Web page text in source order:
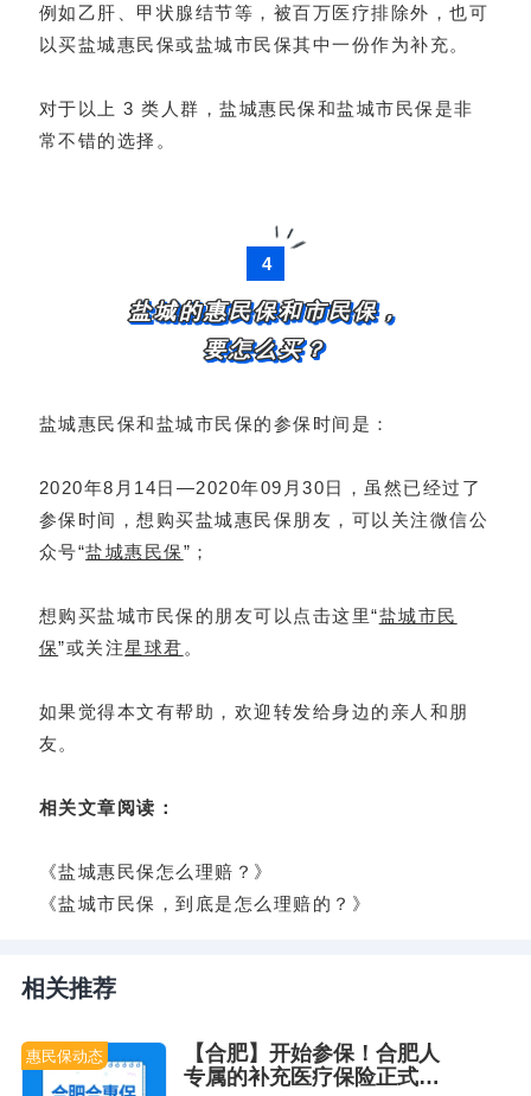
例如乙肝、甲状腺结节等，被百万医疗排除外，也可
以买盐城惠民保或盐城市民保其中一份作为补充。
对于以上 3 类人群，盐城惠民保和盐城市民保是非
常不错的选择。
4
盐城的惠民保和市民保，
要怎么买？
盐城惠民保和盐城市民保的参保时间是：
2020年8月14日—2020年09月30日，虽然已经过了
参保时间，想购买盐城惠民保朋友，可以关注微信公
众号“盐城惠民保”；
想购买盐城市民保的朋友可以点击这里“盐城市民
保”或关注星球君 。
如果觉得本文有帮助，欢迎转发给身边的亲人和朋
友。
相关文章阅读：
《盐城惠民保怎么理赔？》
《盐城市民保，到底是怎么理赔的？》
相关推荐
惠民保动态
【合肥】开始参保！合肥人
专属的补充医疗保险正式发